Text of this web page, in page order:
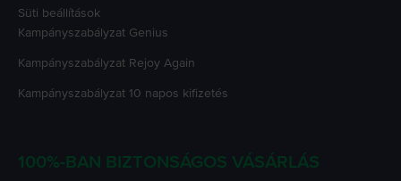
Süti beállítások
Kampányszabályzat Genius
Kampányszabályzat Rejoy Again
Kampányszabályzat 10 napos kifizetés
100%-BAN BIZTONSÁGOS VÁSÁRLÁS